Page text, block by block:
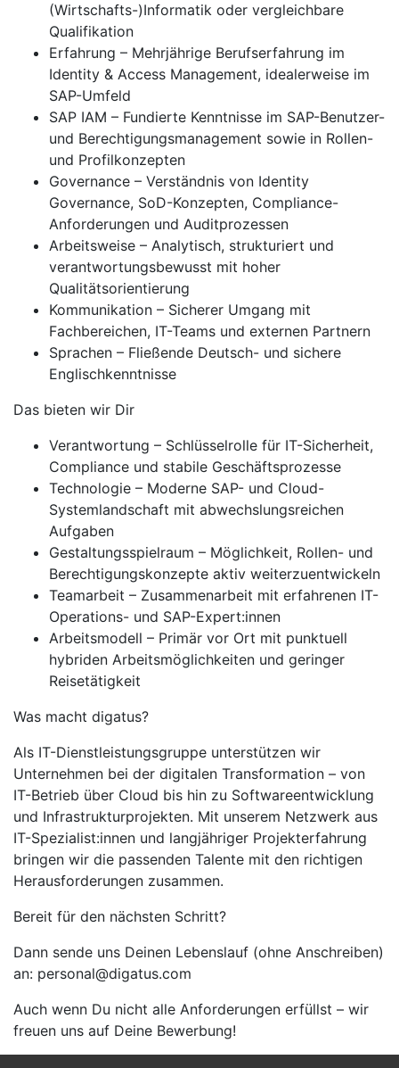
(Wirtschafts-)Informatik oder vergleichbare
Qualifikation
Erfahrung – Mehrjährige Berufserfahrung im
Identity & Access Management, idealerweise im
SAP-Umfeld
SAP IAM – Fundierte Kenntnisse im SAP-Benutzer-
und Berechtigungsmanagement sowie in Rollen-
und Profilkonzepten
Governance – Verständnis von Identity
Governance, SoD-Konzepten, Compliance-
Anforderungen und Auditprozessen
Arbeitsweise – Analytisch, strukturiert und
verantwortungsbewusst mit hoher
Qualitätsorientierung
Kommunikation – Sicherer Umgang mit
Fachbereichen, IT-Teams und externen Partnern
Sprachen – Fließende Deutsch- und sichere
Englischkenntnisse
Das bieten wir Dir
Verantwortung – Schlüsselrolle für IT-Sicherheit,
Compliance und stabile Geschäftsprozesse
Technologie – Moderne SAP- und Cloud-
Systemlandschaft mit abwechslungsreichen
Aufgaben
Gestaltungsspielraum – Möglichkeit, Rollen- und
Berechtigungskonzepte aktiv weiterzuentwickeln
Teamarbeit – Zusammenarbeit mit erfahrenen IT-
Operations- und SAP-Expert:innen
Arbeitsmodell – Primär vor Ort mit punktuell
hybriden Arbeitsmöglichkeiten und geringer
Reisetätigkeit
Was macht digatus?
Als IT-Dienstleistungsgruppe unterstützen wir
Unternehmen bei der digitalen Transformation – von
IT-Betrieb über Cloud bis hin zu Softwareentwicklung
und Infrastrukturprojekten. Mit unserem Netzwerk aus
IT-Spezialist:innen und langjähriger Projekterfahrung
bringen wir die passenden Talente mit den richtigen
Herausforderungen zusammen.
Bereit für den nächsten Schritt?
Dann sende uns Deinen Lebenslauf (ohne Anschreiben)
an: personal@digatus.com
Auch wenn Du nicht alle Anforderungen erfüllst – wir
freuen uns auf Deine Bewerbung!